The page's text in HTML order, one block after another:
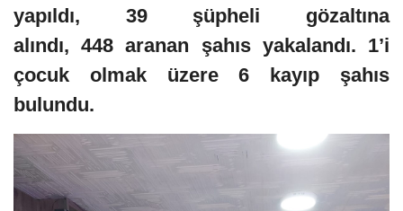
yapıldı, 39 şüpheli gözaltına
alındı, 448 aranan şahıs yakalandı. 1’i
çocuk olmak üzere 6 kayıp şahıs
bulundu.